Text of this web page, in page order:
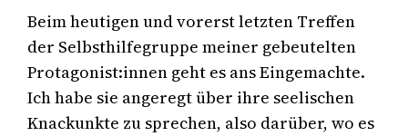
Beim heutigen und vorerst letzten Treffen
der Selbsthilfegruppe meiner gebeutelten
Protagonist:innen geht es ans Eingemachte.
Ich habe sie angeregt über ihre seelischen
Knackunkte zu sprechen, also darüber, wo es